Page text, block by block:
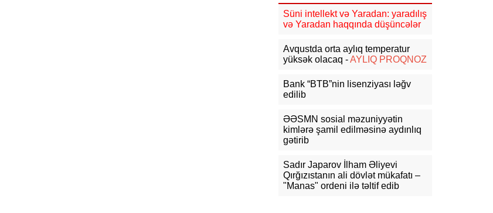
Cəmiyyətində görüş
direktoruna sui-qəsd edilib- VİDEO
üçün raket tədarükü üç dəfə azalıb
təyyarəsinin yaxınlığında partlayıcı
yüklü PUA-nın aşkarlandığını
təsdiqləyib
Rusiya aktivlərindən gəlirlər
hesabına 1,4 mlrd. avro ayıracaq
Süni intellekt və Yaradan: yaradılış
və Yaradan haqqında düşüncələr
Avqustda orta aylıq temperatur
yüksək olacaq -AYLIQ PROQNOZ
Bank “BTB”nin lisenziyası ləğv
edilib
ƏƏSMN sosial məzuniyyətin
kimlərə şamil edilməsinə aydınlıq
gətirib
Sadır Japarov İlham Əliyevi
Qırğızıstanın ali dövlət mükafatı –
"Manas" ordeni ilə təltif edib